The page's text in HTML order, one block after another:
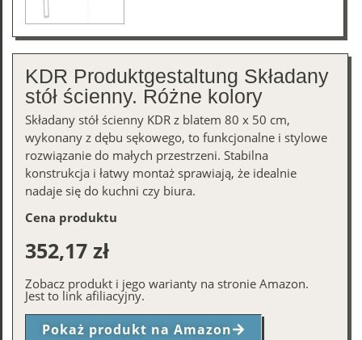
KDR Produktgestaltung Składany
stół ścienny. Różne kolory
Składany stół ścienny KDR z blatem 80 x 50 cm,
wykonany z dębu sękowego, to funkcjonalne i stylowe
rozwiązanie do małych przestrzeni. Stabilna
konstrukcja i łatwy montaż sprawiają, że idealnie
nadaje się do kuchni czy biura.
Cena produktu
352,17 zł
Zobacz produkt i jego warianty na stronie Amazon.
Jest to link afiliacyjny.
Pokaż produkt na Amazon